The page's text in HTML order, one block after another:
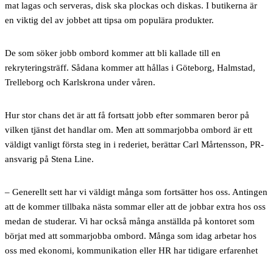
mat lagas och serveras, disk ska plockas och diskas. I butikerna är
en viktig del av jobbet att tipsa om populära produkter.
De som söker jobb ombord kommer att bli kallade till en
rekryteringsträff. Sådana kommer att hållas i Göteborg, Halmstad,
Trelleborg och Karlskrona under våren.
Hur stor chans det är att få fortsatt jobb efter sommaren beror på
vilken tjänst det handlar om. Men att sommarjobba ombord är ett
väldigt vanligt första steg in i rederiet, berättar Carl Mårtensson, PR-
ansvarig på Stena Line.
– Generellt sett har vi väldigt många som fortsätter hos oss. Antingen
att de kommer tillbaka nästa sommar eller att de jobbar extra hos oss
medan de studerar. Vi har också många anställda på kontoret som
börjat med att sommarjobba ombord. Många som idag arbetar hos
oss med ekonomi, kommunikation eller HR har tidigare erfarenhet